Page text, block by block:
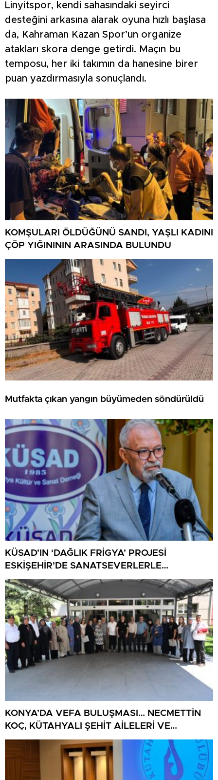
Linyitspor, kendi sahasındaki seyirci
desteğini arkasına alarak oyuna hızlı başlasa
da, Kahraman Kazan Spor’un organize
atakları skora denge getirdi. Maçın bu
temposu, her iki takımın da hanesine birer
puan yazdırmasıyla sonuçlandı.
KOMŞULARI ÖLDÜĞÜNÜ SANDI, YAŞLI KADINI
ÇÖP YIĞINININ ARASINDA BULUNDU
Mutfakta çıkan yangın büyümeden söndürüldü
KÜSAD’IN ‘DAĞLIK FRİGYA’ PROJESİ
ESKİŞEHİR’DE SANATSEVERLERLE
BULUŞUYOR
KONYA’DA VEFA BULUŞMASI… NECMETTİN
KOÇ, KÜTAHYALI ŞEHİT AİLELERİ VE
GAZİLERİ AĞIRLADI